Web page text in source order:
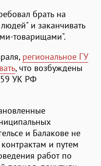
брать на
и заканчивать
товарищами".
региональное ГУ
, что возбуждены
УК РФ
и Балакове не
и путем
работ по